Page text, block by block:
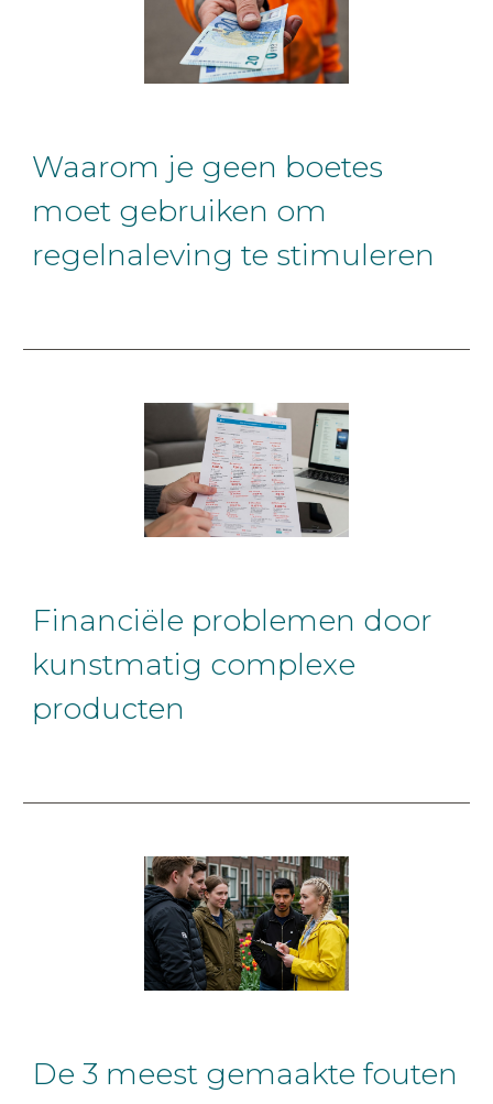
Waarom je geen boetes
moet gebruiken om
regelnaleving te stimuleren
Financiële problemen door
kunstmatig complexe
producten
De 3 meest gemaakte fouten